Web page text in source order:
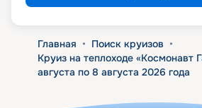
Главная • Поиск круизов •
Круиз на теплоходе «Космонавт
августа по 8 августа 2026 года